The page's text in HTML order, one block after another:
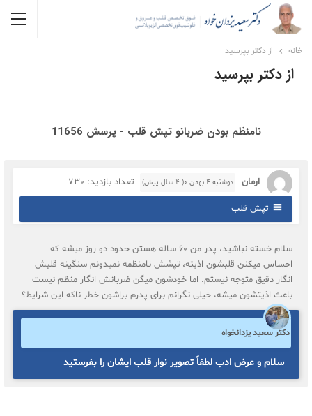
خانه از دکتر بپرسید
از دکتر بپرسید
نامنظم بودن ضربانو تپش قلب - پرسش 11656
ارمان دوشنبه ۴ بهمن ۰( 4 سال پیش) تعداد بازدید: 730
تپش قلب
سلام خسته نباشید، پدر من 60 ساله هستن حدود دو روز میشه که
احساس میکنن قلبشون اذیته، تپشش نامنظمه نمیدونم سنگینه قلبش
انگار دقیق متوجه نیستم. اما خودشون میگن ضربانش انگار منظم نیست
باعث اذیتشون میشه، خیلی نگرانم برای پدرم براشون خطر ناکه این شرایط؟
دکتر سعید یزدانخواه
سلام و عرض ادب لطفاً تصویر نوار قلب ایشان را بفرستید